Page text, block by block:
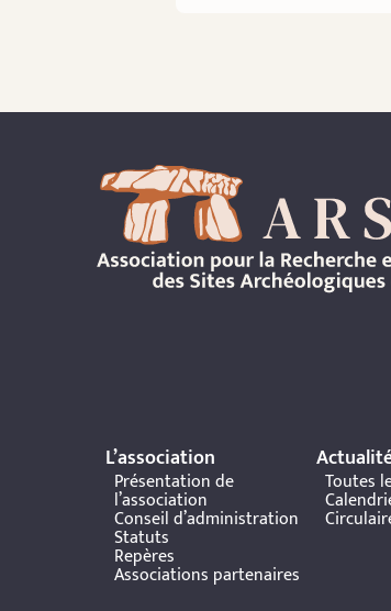
L’association
Présentation de
l’association
Conseil d’administration
Statuts
Repères
Associations partenaires
Toutes